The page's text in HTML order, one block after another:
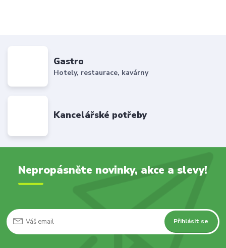
Gastro
Hotely, restaurace, kavárny
Kancelářské potřeby
Nepropásněte novinky, akce a slevy!
Přihlásit se